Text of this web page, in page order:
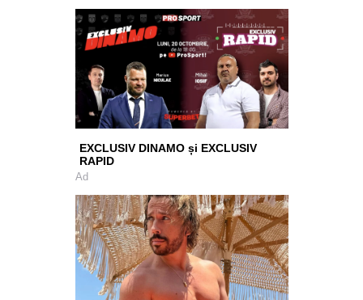
EXCLUSIV DINAMO și EXCLUSIV
RAPID
Ad